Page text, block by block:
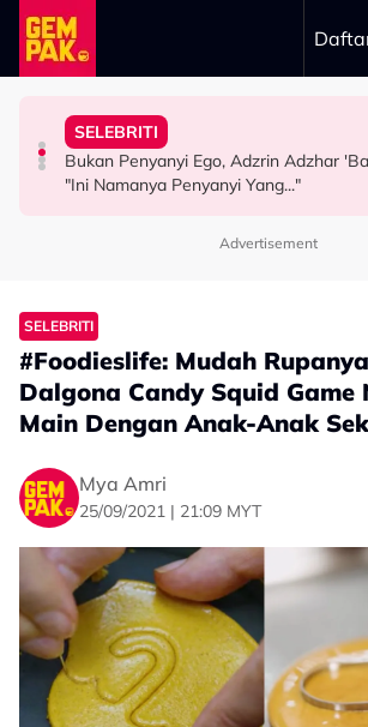
Skip to main content
SELEBRITI
Stacy Rindu Zaman Persembahan 'All
Gelagat Penari Ketika Praktis -
SELEBRITI
Bukan Penyanyi Ego, Adzrin Adzhar
"Ini Namanya Penyanyi Yang..."
HIBURAN
Intan Najuwa Timang Anak Perempuan
Nama…
SELEBRITI
"Aku Ada Kisah Yang Satu Malaysia
Pernah Lupakan..." - Yassin Yahya
Advertisement
SELEBRITI
#Foodieslife: Mudah
Dalgona Candy Squid Game
Main Dengan Anak-Anak
Mya Amri
25/09/2021 | 21:09 MYT